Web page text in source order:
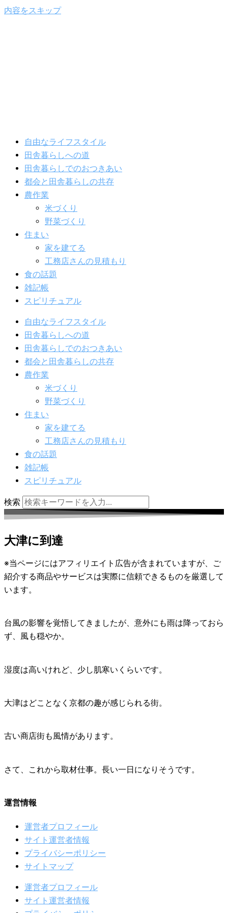
内容をスキップ
自由なライフスタイル
田舎暮らしへの道
田舎暮らしでのおつきあい
都会と田舎暮らしの共存
農作業
米づくり
野菜づくり
住まい
家を建てる
工務店さんの見積もり
食の話題
雑記帳
スピリチュアル
自由なライフスタイル
田舎暮らしへの道
田舎暮らしでのおつきあい
都会と田舎暮らしの共存
農作業
米づくり
野菜づくり
住まい
家を建てる
工務店さんの見積もり
食の話題
雑記帳
スピリチュアル
検索
大津に到達
※当ページにはアフィリエイト広告が含まれていますが、ご
紹介する商品やサービスは実際に信頼できるものを厳選して
います。
台風の影響を覚悟してきましたが、意外にも雨は降っておら
ず、風も穏やか。
湿度は高いけれど、少し肌寒いくらいです。
大津はどことなく京都の趣が感じられる街。
古い商店街も風情があります。
さて、これから取材仕事。長い一日になりそうです。
運営情報
運営者プロフィール
サイト運営者情報
プライバシーポリシー
サイトマップ
運営者プロフィール
サイト運営者情報